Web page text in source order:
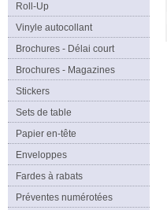
Roll-Up
Vinyle autocollant
Brochures - Délai court
Brochures - Magazines
Stickers
Sets de table
Papier en-tête
Enveloppes
Fardes à rabats
Préventes numérotées